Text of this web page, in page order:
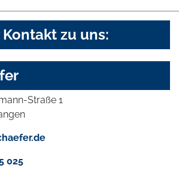
Kontakt zu uns:
Straße 1
025